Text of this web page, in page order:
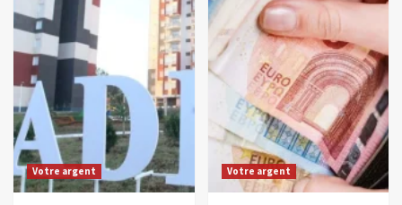
Votre argent Votre argent